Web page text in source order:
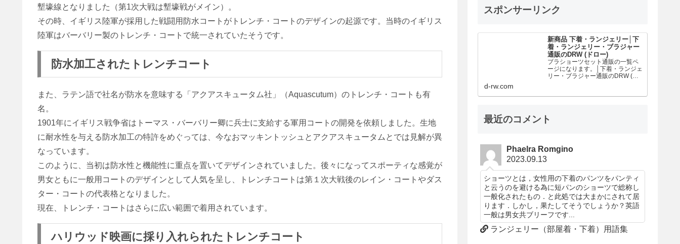
塹壕線となりました（第1次大戦は塹壕戦がメイン）。
その時、イギリス陸軍が採用した戦闘用防水コートがトレンチ・コートのデザインの起源です。当時のイギリス
陸軍はバーバリー製のトレンチ・コートで統一されていたそうです。
防水加工されたトレンチコート
また、ラテン語で社名が防水を意味する「アクアスキュータム社」（Aquascutum）のトレンチ・コートも有
名。
1901年にイギリス戦争省はトーマス・バーバリー卿に兵士に支給する軍用コートの開発を依頼しました。生地
に耐水性を与える防水加工の特許をめぐっては、今なおマッキントッシュとアクアスキュータムとでは見解が異
なっています。
このように、当初は防水性と機能性に重点を置いてデザインされていました。後々になってスポーティな感覚が
男女ともに一般用コートのデザインとして人気を呈し、トレンチコートは第１次大戦後のレイン・コートやダス
ター・コートの代表格となりました。
現在、トレンチ・コートはさらに広い範囲で着用されています。
ハリウッド映画に採り入れられたトレンチコート
スポンサーリンク
新商品 下着・ランジェリー│下
着・ランジェリー・ブラジャー
通販のDRW (ドロー)
ブラショーツセット通販の一覧ペ
ージになります。│下着・ランジェ
リー・ブラジャー通販のDRW (ド
以上の豊富なラインナップ！話題
サイズ・デザインから、お気に入
d-rw.com
最近のコメント
Phaelra Romgino
2023.09.13
ショーツとは，女性用の下着のパンツをパンティ
と云うのを避ける為に短パンのショーツで総称し
一般化されたもの．と此処では大まかにされて居
ります．しかし，果たしてそうでしょうか？英語
一般は男女共ブリーフです...
ランジェリー（部屋着・下着）用語集